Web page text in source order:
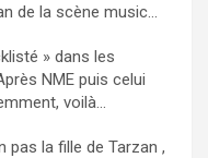
de la scène music...
» dans les
NME puis celui
voilà...
pas la fille de Tarzan ,